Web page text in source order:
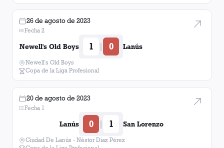
26 de agosto de 2023
Fecha 2
Newell's Old Boys 1 | 0 Lanús
Newell's Old Boys
Copa de la Liga Profesional
20 de agosto de 2023
Fecha 1
Lanús 0 | 1 San Lorenzo
Ciudad De Lanús - Néstor Diaz Pérez